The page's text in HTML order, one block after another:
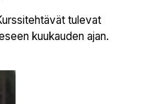
tulevat
kuukauden ajan.